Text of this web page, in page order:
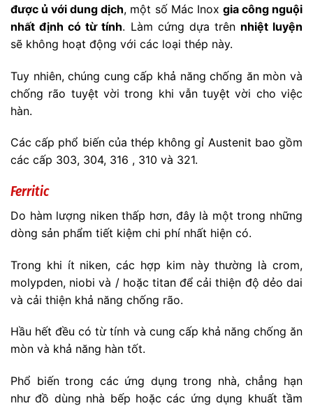
được ủ với dung dịch, một số Mác Inox gia công nguội
nhất định có từ tính. Làm cứng dựa trên nhiệt luyện
sẽ không hoạt động với các loại thép này.
Tuy nhiên, chúng cung cấp khả năng chống ăn mòn và
chống rão tuyệt vời trong khi vẫn tuyệt vời cho việc
hàn.
Các cấp phổ biến của thép không gỉ Austenit bao gồm
các cấp 303, 304, 316 , 310 và 321.
Ferritic
Do hàm lượng niken thấp hơn, đây là một trong những
dòng sản phẩm tiết kiệm chi phí nhất hiện có.
Trong khi ít niken, các hợp kim này thường là crom,
molypden, niobi và / hoặc titan để cải thiện độ dẻo dai
và cải thiện khả năng chống rão.
Hầu hết đều có từ tính và cung cấp khả năng chống ăn
mòn và khả năng hàn tốt.
Phổ biến trong các ứng dụng trong nhà, chẳng hạn
như đồ dùng nhà bếp hoặc các ứng dụng khuất tầm